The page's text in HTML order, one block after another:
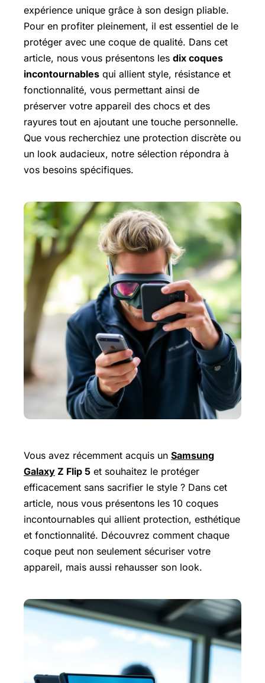
expérience unique grâce à son design pliable.
Pour en profiter pleinement, il est essentiel de le
protéger avec une coque de qualité. Dans cet
article, nous vous présentons les dix coques
incontournables qui allient style, résistance et
fonctionnalité, vous permettant ainsi de
préserver votre appareil des chocs et des
rayures tout en ajoutant une touche personnelle.
Que vous recherchiez une protection discrète ou
un look audacieux, notre sélection répondra à
vos besoins spécifiques.
Vous avez récemment acquis un Samsung
Galaxy Z Flip 5 et souhaitez le protéger
efficacement sans sacrifier le style ? Dans cet
article, nous vous présentons les 10 coques
incontournables qui allient protection, esthétique
et fonctionnalité. Découvrez comment chaque
coque peut non seulement sécuriser votre
appareil, mais aussi rehausser son look.